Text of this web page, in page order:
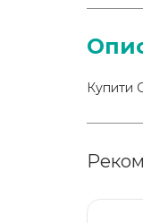
Купити